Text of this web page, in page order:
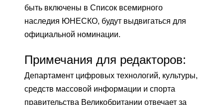
быть включены в Список всемирного
наследия ЮНЕСКО, будут выдвигаться для
официальной номинации.
Примечания для редакторов:
Департамент цифровых технологий, культуры,
средств массовой информации и спорта
правительства Великобритании отвечает за